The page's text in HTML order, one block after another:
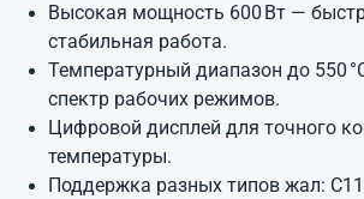
Высокая мощность 600 Вт —
стабильная работа.
Температурный диапазон до 550
спектр рабочих режимов.
Цифровой дисплей для точного
температуры.
Поддержка разных типов жал: